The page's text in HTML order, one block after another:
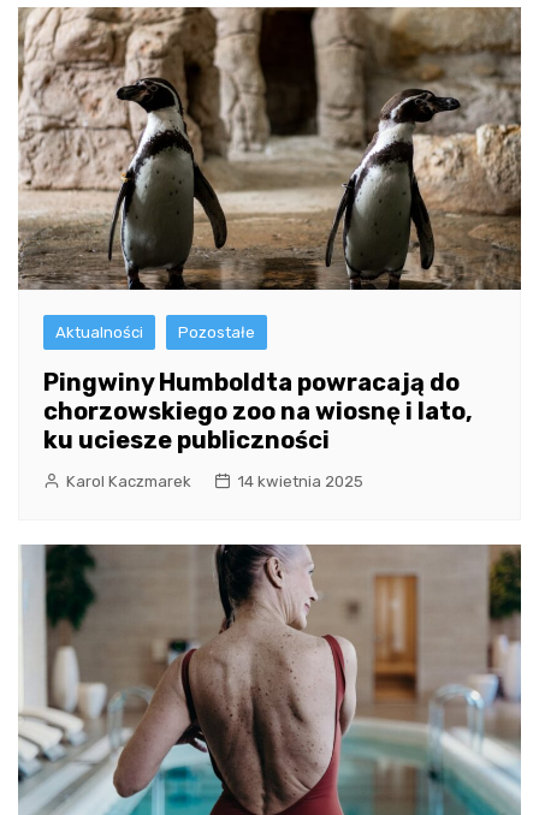
Aktualności Pozostałe
Pingwiny Humboldta powracają do
chorzowskiego zoo na wiosnę i lato,
ku uciesze publiczności
Karol Kaczmarek 14 kwietnia 2025